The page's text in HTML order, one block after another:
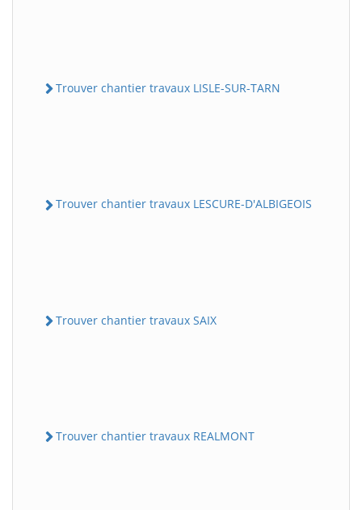
Trouver chantier travaux LISLE-SUR-TARN
Trouver chantier travaux LESCURE-D'ALBIGEOIS
Trouver chantier travaux SAIX
Trouver chantier travaux REALMONT